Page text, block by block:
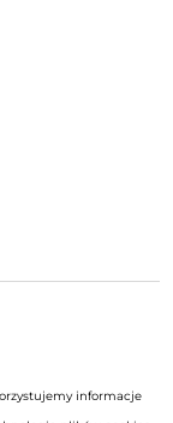
informacje